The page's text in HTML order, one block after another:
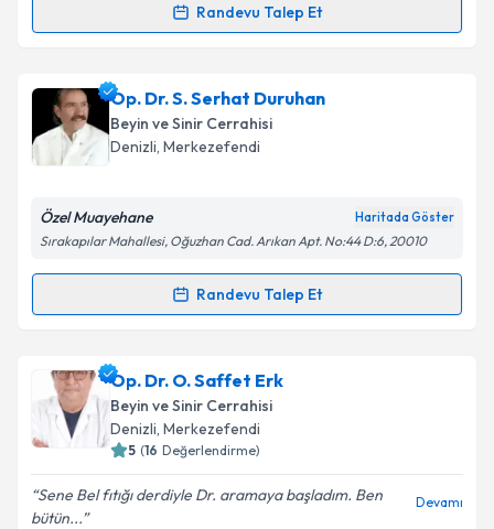
Kişisel verilerimin işlenmesine ilişkin
Metni'ni okudum ve kişisel verilerimin belirtilen
Takvim Talebini Gönder
Randevu Talep Et
Randevu Takvimi Talebi
Op. Dr. Khassan Saıdazımoviçin randevu takvimi
talebi oluşturun. Size bu uzmandan randevu almanız
için bir takvim hazırlandığında e-posta ile
bilgilendireceğiz.
Kişisel verilerimin işlenmesine ilişkinAydınlatma
kapsamda işlenmesini kabul ediyorum.
Takvim Talebini Gönder
Op. Dr. S. Serhat Duruhan
Beyin ve Sinir Cerrahisi
Denizli, Merkezefendi
Özel Muayehane Haritada Göster
Sırakapılar Mahallesi, Oğuzhan Cad. Arıkan Apt. No:44 D:6, 20010
Randevu Talep Et
Randevu Takvimi Talebi
Op. Dr. S. Serhat Duruhaniçin randevu takvimi
talebi oluşturun. Size bu uzmandan randevu almanız
için bir takvim hazırlandığında e-posta ile
bilgilendireceğiz.
E-posta Adresiniz
Op. Dr. O. Saffet Erk
Beyin ve Sinir Cerrahisi
Denizli, Merkezefendi
5 (16 Değerlendirme)
Sene Bel fıtığı derdiyle Dr. aramaya başladım. Ben
bütün...
Devamı